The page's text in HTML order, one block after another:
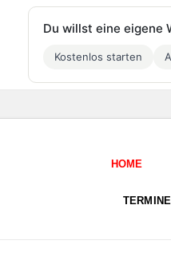
HOME
TERMINE
Du willst eine eigene
Kostenlos starten